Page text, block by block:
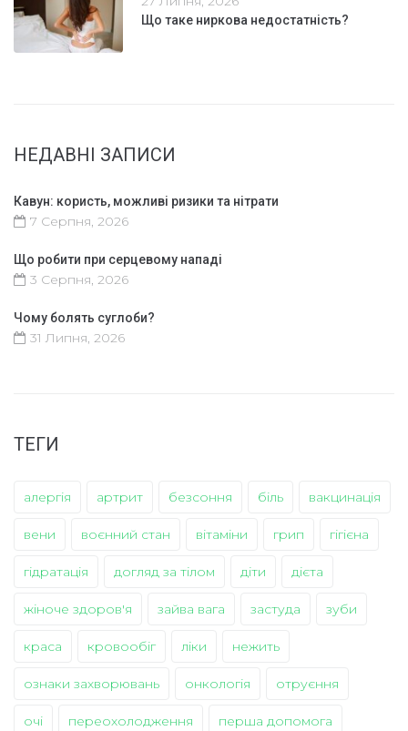
Що таке ниркова недостатність?
НЕДАВНІ ЗАПИСИ
Кавун: користь, можливі ризики та нітрати
7 Серпня, 2026
Що робити при серцевому нападі
3 Серпня, 2026
Чому болять суглоби?
31 Липня, 2026
ТЕГИ
алергія артрит безсоння біль вакцинація
вени воєнний стан вітаміни грип гігієна
гідратація догляд за тілом діти дієта
жіноче здоров'я зайва вага застуда зуби
краса кровообіг ліки нежить
ознаки захворювань онкологія отруєння
очі переохолодження перша допомога